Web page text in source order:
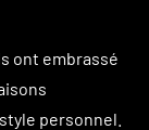
ont embrassé
personnel.